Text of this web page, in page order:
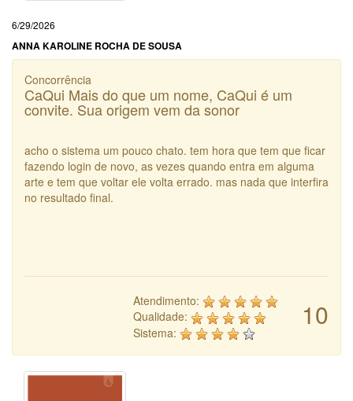
6/29/2026
ANNA KAROLINE ROCHA DE SOUSA
Concorrência
CaQui Mais do que um nome, CaQui é um
convite. Sua origem vem da sonor
acho o sistema um pouco chato. tem hora que tem que ficar
fazendo login de novo, as vezes quando entra em alguma
arte e tem que voltar ele volta errado. mas nada que interfira
no resultado final.
10
Atendimento:
Qualidade:
Sistema: